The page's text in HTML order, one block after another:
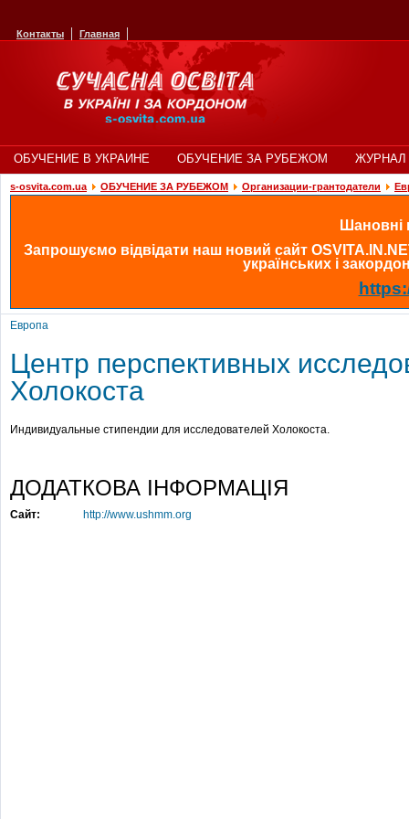
Контакты Главная
ОБУЧЕНИЕ В УКРАИНЕ ОБУЧЕНИЕ ЗА РУБЕЖОМ ЖУРНАЛ
s-osvita.com.ua ОБУЧЕНИЕ ЗА РУБЕЖОМ Организации-грантодатели
Шановні
Запрошуємо відвідати наш новий сайт
українських і
Европа
Центр перспективных
Холокоста
Индивидуальные стипендии для исследователей Холокоста.
ДОДАТКОВА ІНФОРМАЦІЯ
Сайт: http://www.ushmm.org